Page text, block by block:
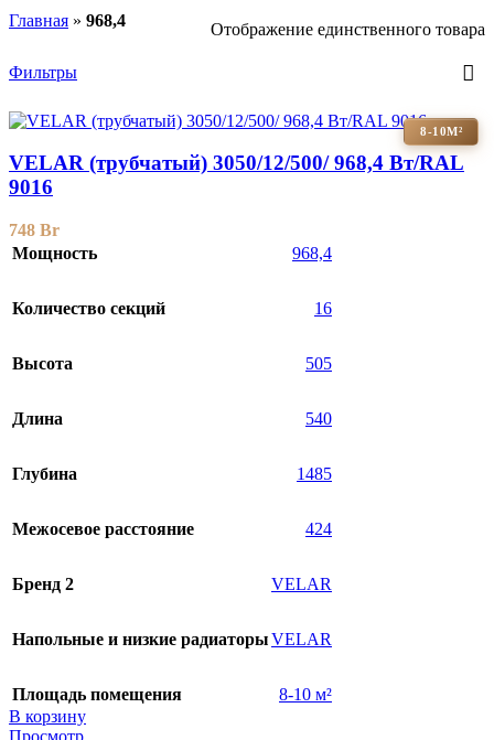
Главная » 968,4 Отображение единственного товара
Фильтры
8-10М²
VELAR (трубчатый) 3050/12/500/ 968,4 Bт/RAL
9016
748 Br
Мощность
968,4
Количество секций 16
Высота 505
Длина 540
Глубина 1485
Межосевое расстояние 424
Бренд 2 VELAR
Напольные и низкие радиаторыVELAR
Площадь помещения
8-10 м²
В корзину
Просмотр